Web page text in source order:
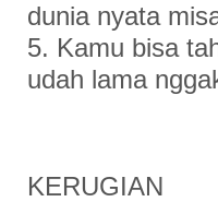
dunia nyata
5. Kamu bisa
udah lama
KERUGIAN